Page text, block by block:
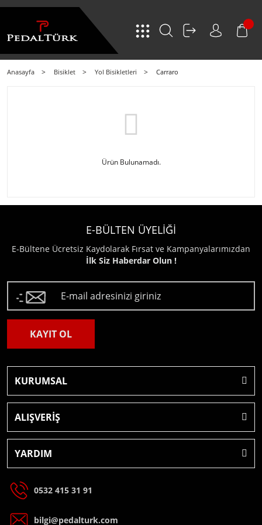
Anasayfa Bisiklet Yol Bisikletleri Carraro
Ürün Bulunamadı.
E-BÜLTEN ÜYELİĞİ
E-Bültene Ücretsiz Kaydolarak Fırsat ve Kampanyalarımızdan
İlk Siz Haberdar Olun !
KAYIT OL
KURUMSAL
ALIŞVERİŞ
YARDIM
0532 415 31 91
bilgi@pedalturk.com